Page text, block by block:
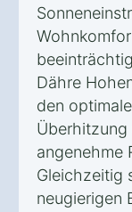
Dähre
den
angenehme
Gleichzeitig
neugierigen